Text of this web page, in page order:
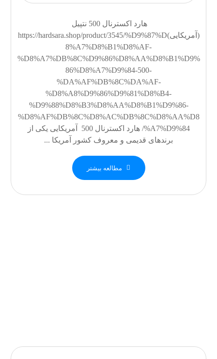
هارد اکسترنال 500 نتپیل
(آمریکایی)https://hardsara.shop/product/3545/%D9%87%D
8%A7%D8%B1%D8%AF-
%D8%A7%DB%8C%D9%86%D8%AA%D8%B1%D9%
86%D8%A7%D9%84-500-
%DA%AF%DB%8C%DA%AF-
%D8%A8%D9%86%D9%81%D8%B4-
%D9%88%D8%B3%D8%AA%D8%B1%D9%86-
%D8%AF%DB%8C%D8%AC%DB%8C%D8%AA%D8
%A7%D9%84/ هارد اکسترنال 500 آمریکایی یکی از
برندهای قدیمی و معروف کشور آمریکا ...
مطالعه بیشتر